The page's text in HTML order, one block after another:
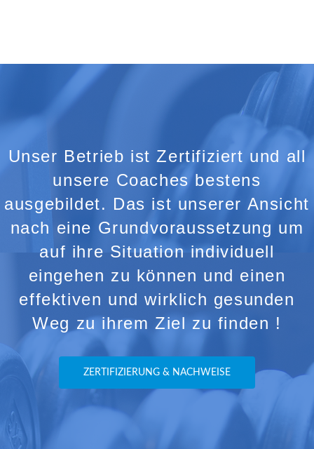
Unser Betrieb ist Zertifiziert und all
unsere Coaches bestens
ausgebildet. Das ist unserer Ansicht
nach eine Grundvoraussetzung um
auf ihre Situation individuell
eingehen zu können und einen
effektiven und wirklich gesunden
Weg zu ihrem Ziel zu finden !
ZERTIFIZIERUNG & NACHWEISE